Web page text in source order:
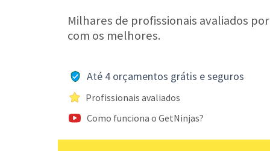
Milhares de profissionais avaliados
com os melhores.
Até 4 orçamentos grátis e seguros
Profissionais avaliados
Como funciona o GetNinjas?